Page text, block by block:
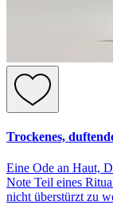
Trockenes,
Eine Ode an Haut,
Note Teil eines
nicht überstürzt zu